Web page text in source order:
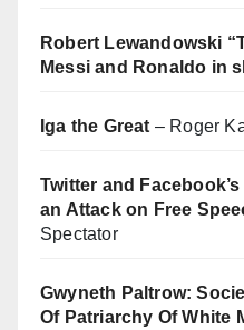
Robert Lewandowski
Messi and Ronaldo in
Iga the Great – Roger
Twitter and
an Attack on Free
Spectator
Gwyneth Paltrow:
Of Patriarchy Of White